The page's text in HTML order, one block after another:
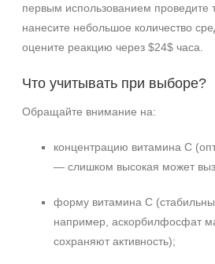
первым использованием проведите
нанесите небольшое количество
оцените реакцию через $24$ часа.
Что учитывать при выборе?
Обращайте внимание на:
концентрацию витамина C
— слишком высокая может
форму витамина C
например, аскорбилфосфат
сохраняют активность);